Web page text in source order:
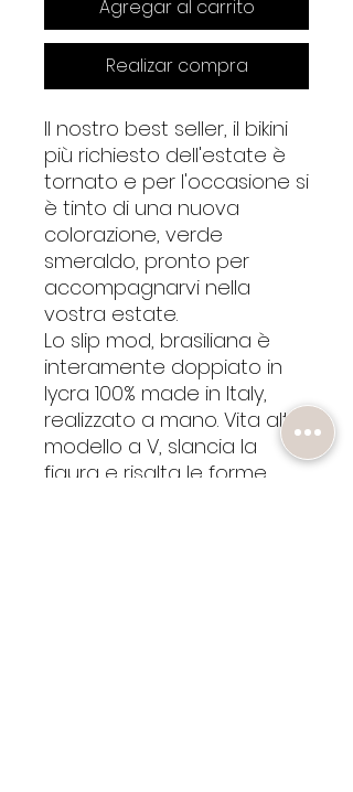
Agregar al carrito
Realizar compra
Il nostro best seller, il bikini
più richiesto dell'estate è
tornato e per l'occasione si
è tinto di una nuova
colorazione, verde
smeraldo, pronto per
accompagnarvi nella
vostra estate.
Lo slip mod, brasiliana è
interamente doppiato in
lycra 100% made in Italy,
realizzato a mano. Vita alta,
modello a V, slancia la
figura e risalta le forme.